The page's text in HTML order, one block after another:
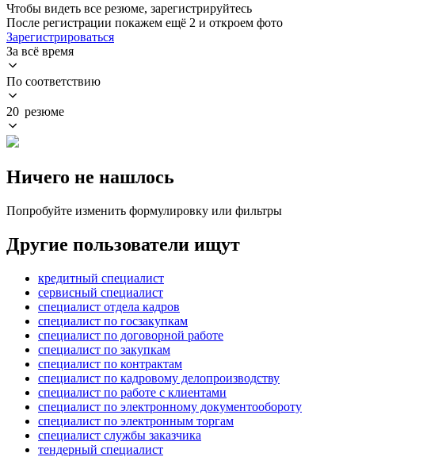
Чтобы видеть все резюме, зарегистрируйтесь
После регистрации покажем ещё 2 и откроем фото
Зарегистрироваться
За всё время
По соответствию
20 резюме
Ничего не нашлось
Попробуйте изменить формулировку или фильтры
Другие пользователи ищут
кредитный специалист
сервисный специалист
специалист отдела кадров
специалист по госзакупкам
специалист по договорной работе
специалист по закупкам
специалист по контрактам
специалист по кадровому делопроизводству
специалист по работе с клиентами
специалист по электронному документообороту
специалист по электронным торгам
специалист службы заказчика
тендерный специалист